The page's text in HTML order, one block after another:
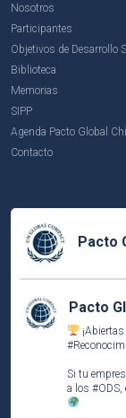
Nosotros
Participantes
Objetivos de Desarrollo
Biblioteca
Memorias
SIPP
Agenda Pacto Global
Contacto
Pacto
Pacto
Si tu
a los #ODS